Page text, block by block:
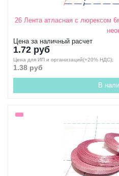
26 Лента атласная с люрексом
Цена за наличный расчет
1.72 руб
Цена для ИП и организаций(+20% НДС);
1.38 руб
В